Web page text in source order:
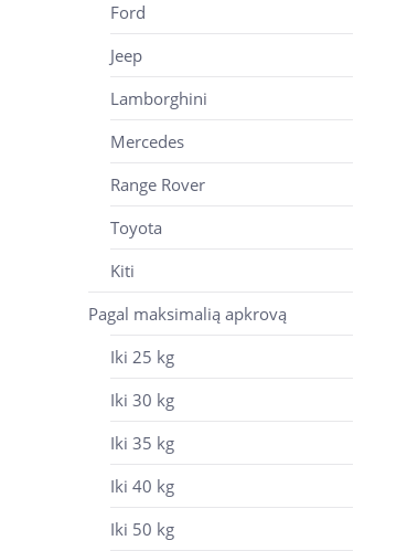
Ford
Jeep
Lamborghini
Mercedes
Range Rover
Toyota
Kiti
Pagal maksimalią apkrovą
Iki 25 kg
Iki 30 kg
Iki 35 kg
Iki 40 kg
Iki 50 kg